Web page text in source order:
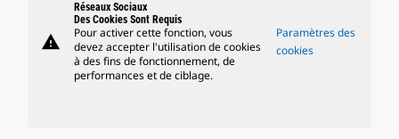
warning
Réseaux Sociaux
Des Cookies Sont Requis
Pour activer cette fonction, vous
devez accepter l'utilisation de cookies
à des fins de fonctionnement, de
performances et de ciblage.
Paramètres des
cookies